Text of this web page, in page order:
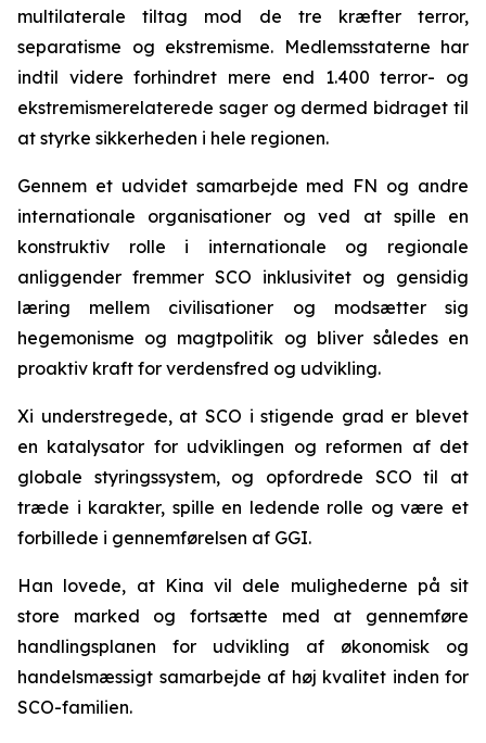
multilaterale tiltag mod de tre kræfter terror,
separatisme og ekstremisme. Medlemsstaterne har
indtil videre forhindret mere end 1.400 terror- og
ekstremismerelaterede sager og dermed bidraget til
at styrke sikkerheden i hele regionen.
Gennem et udvidet samarbejde med FN og andre
internationale organisationer og ved at spille en
konstruktiv rolle i internationale og regionale
anliggender fremmer SCO inklusivitet og gensidig
læring mellem civilisationer og modsætter sig
hegemonisme og magtpolitik og bliver således en
proaktiv kraft for verdensfred og udvikling.
Xi understregede, at SCO i stigende grad er blevet
en katalysator for udviklingen og reformen af det
globale styringssystem, og opfordrede SCO til at
træde i karakter, spille en ledende rolle og være et
forbillede i gennemførelsen af GGI.
Han lovede, at Kina vil dele mulighederne på sit
store marked og fortsætte med at gennemføre
handlingsplanen for udvikling af økonomisk og
handelsmæssigt samarbejde af høj kvalitet inden for
SCO-familien.